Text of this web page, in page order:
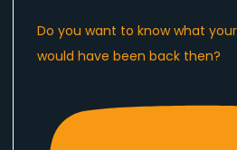
Do you want to know what
would have been back then?